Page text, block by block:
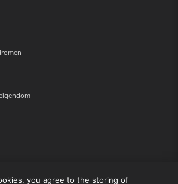
you agree to the storing of